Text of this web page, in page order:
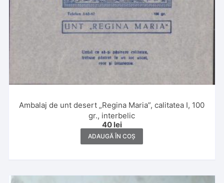
Ambalaj de unt desert „Regina Maria”, calitatea I, 100
gr., interbelic
40 lei
ADAUGĂ ÎN COȘ